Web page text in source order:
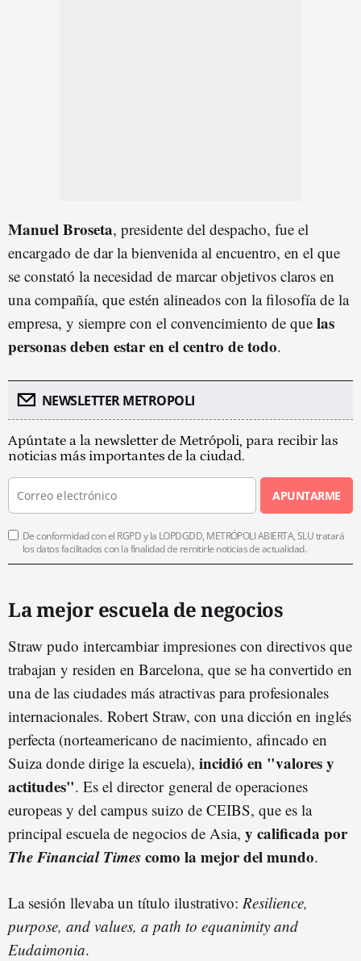
Manuel Broseta, presidente del despacho, fue el
encargado de dar la bienvenida al encuentro, en el que
se constató la necesidad de marcar objetivos claros en
una compañía, que estén alineados con la filosofía de la
empresa, y siempre con el convencimiento de que las
personas deben estar en el centro de todo.
NEWSLETTER METROPOLI
Apúntate a la newsletter de Metrópoli, para recibir las
noticias más importantes de la ciudad.
APUNTARME
De conformidad con el RGPD y la LOPDGDD, METRÓPOLI ABIERTA, SLU tratará
los datos facilitados con la finalidad de remitirle noticias de actualidad.
La mejor escuela de negocios
Straw pudo intercambiar impresiones con directivos que
trabajan y residen en Barcelona, que se ha convertido en
una de las ciudades más atractivas para profesionales
internacionales. Robert Straw, con una dicción en inglés
perfecta (norteamericano de nacimiento, afincado en
Suiza donde dirige la escuela), incidió en "valores y
actitudes". Es el director general de operaciones
europeas y del campus suizo de CEIBS, que es la
principal escuela de negocios de Asia, y calificada por
The Financial Timescomo la mejor del mundo.
La sesión llevaba un título ilustrativo: Resilience,
purpose, and values, a path to equanimity and
Eudaimonia.